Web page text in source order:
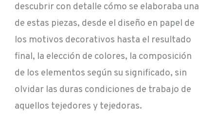
descubrir con detalle cómo se elaboraba una
de estas piezas, desde el diseño en papel de
los motivos decorativos hasta el resultado
final, la elección de colores, la composición
de los elementos según su significado, sin
olvidar las duras condiciones de trabajo de
aquellos tejedores y tejedoras.